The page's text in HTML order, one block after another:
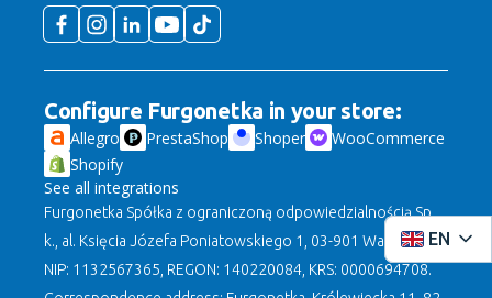
EN
Configure Furgonetka in your store:
Allegro PrestaShop Shoper
WooCommerce
Shopify
See all integrations
Furgonetka Spółka z ograniczoną odpowiedzialnością Sp.
k., al. Księcia Józefa Poniatowskiego 1, 03-901 Warszawa,
NIP: 1132567365, REGON: 140220084, KRS: 0000694708.